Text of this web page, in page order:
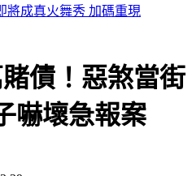
麻疹患者這天曾入園 恐暴露
債！惡煞當街
壞急報案